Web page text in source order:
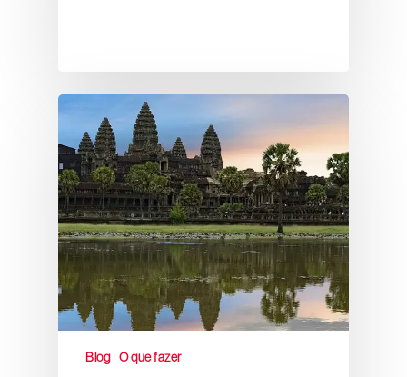
Blog O que fazer